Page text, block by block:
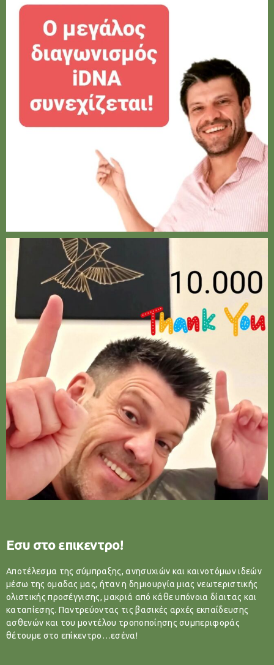
Εσυ στο επικεντρο!
Αποτέλεσμα της σύμπραξης, ανησυχιών και καινοτόμων ιδεών
μέσω της ομαδας μας, ήταν η δημιουργία μιας νεωτεριστικής
ολιστικής προσέγγισης, μακριά από κάθε υπόνοια δίαιτας και
καταπίεσης. Παντρεύοντας τις βασικές αρχές εκπαίδευσης
ασθενών και του μοντέλου τροποποίησης συμπεριφοράς
θέτουμε στο επίκεντρο…εσένα!